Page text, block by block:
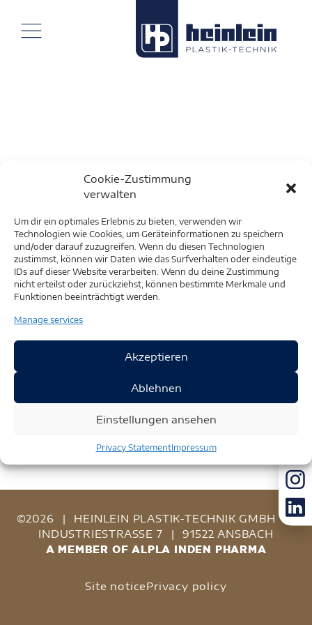
Cookie-Zustimmung
verwalten
Um dir ein optimales Erlebnis zu bieten, verwenden wir
Technologien wie Cookies, um Geräteinformationen zu speichern
und/oder darauf zuzugreifen. Wenn du diesen Technologien
zustimmst, können wir Daten wie das Surfverhalten oder eindeutige
IDs auf dieser Website verarbeiten. Wenn du deine Zustimmung
nicht erteilst oder zurückziehst, können bestimmte Merkmale und
Funktionen beeinträchtigt werden.
Manage services
Akzeptieren
Ablehnen
Einstellungen ansehen
Privacy StatementImpressum
©2026 | HEINLEIN PLASTIK-TECHNIK GMBH
|
INDUSTRIESTRASSE 7
| 91522 ANSBACH
A MEMBER OF ALPLA INDEN PHARMA
Site noticePrivacy policy